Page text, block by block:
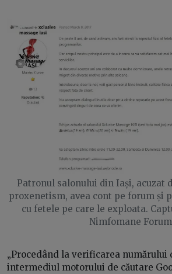
Patronul salonului din Iași, acuzat
proxenetism, avea cont pe forum și
cu fetele pe care le exploata.
Nimfomane Forum
„Procedând la verificarea
intermediul motorului de căutare